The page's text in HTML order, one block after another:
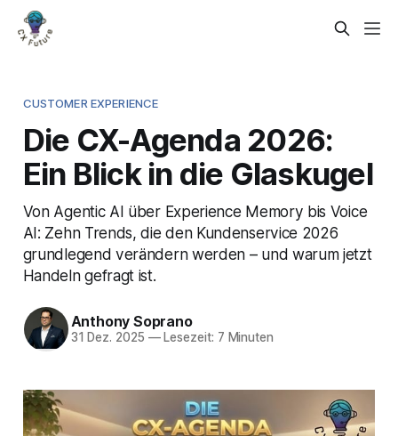
CUSTOMER EXPERIENCE
Die CX-Agenda 2026:
Ein Blick in die Glaskugel
Von Agentic AI über Experience Memory bis Voice
AI: Zehn Trends, die den Kundenservice 2026
grundlegend verändern werden – und warum jetzt
Handeln gefragt ist.
Anthony Soprano
31 Dez. 2025 —Lesezeit: 7 Minuten